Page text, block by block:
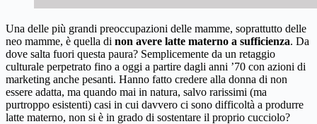
Una delle più grandi preoccupazioni delle mamme, soprattutto delle
neo mamme, è quella di non avere latte materno a sufficienza. Da
dove salta fuori questa paura? Semplicemente da un retaggio
culturale perpetrato fino a oggi a partire dagli anni ’70 con azioni di
marketing anche pesanti. Hanno fatto credere alla donna di non
essere adatta, ma quando mai in natura, salvo rarissimi (ma
purtroppo esistenti) casi in cui davvero ci sono difficoltà a produrre
latte materno, non si è in grado di sostentare il proprio cucciolo?